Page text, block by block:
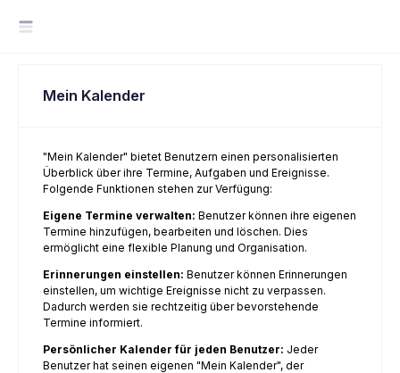
Mein Kalender
"Mein Kalender" bietet Benutzern einen personalisierten
Überblick über ihre Termine, Aufgaben und Ereignisse.
Folgende Funktionen stehen zur Verfügung:
Eigene Termine verwalten: Benutzer können ihre eigenen
Termine hinzufügen, bearbeiten und löschen. Dies
ermöglicht eine flexible Planung und Organisation.
Erinnerungen einstellen: Benutzer können Erinnerungen
einstellen, um wichtige Ereignisse nicht zu verpassen.
Dadurch werden sie rechtzeitig über bevorstehende
Termine informiert.
Persönlicher Kalender für jeden Benutzer: Jeder
Benutzer hat seinen eigenen "Mein Kalender", der